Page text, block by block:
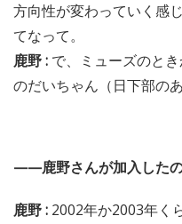
方向性が変わっていく感
てなって。
鹿野 : で、ミューズのと
のだいちゃん（日下部の
——鹿野さんが加入した
鹿野 : 2002年か2003年く